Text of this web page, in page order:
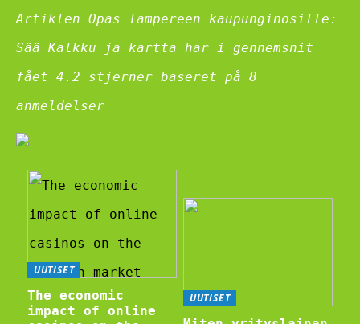
Artiklen Opas Tampereen kaupunginosille:
Sää Kalkku ja kartta har i gennemsnit
fået 4.2 stjerner baseret på 8
anmeldelser
UUTISET
The economic
impact of online
UUTISET